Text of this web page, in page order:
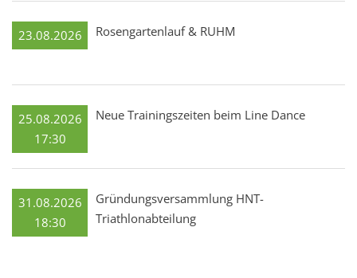
23.08.2026 Rosengartenlauf & RUHM
25.08.2026
17:30
Neue Trainingszeiten beim Line Dance
31.08.2026
18:30
Gründungsversammlung HNT-
Triathlonabteilung